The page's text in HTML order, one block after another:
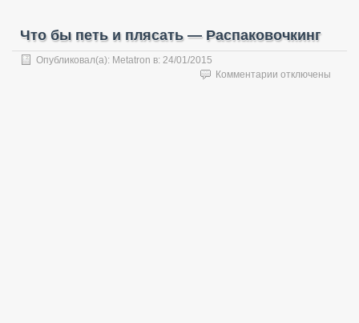
Что бы петь и плясать — Распаковочкинг
Опубликовал(а): Metatron в: 24/01/2015
Комментарии котключены